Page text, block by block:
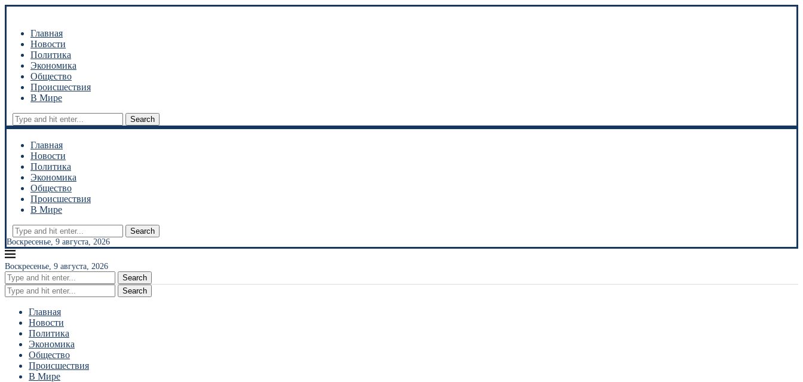
Главная
Новости
Политика
Экономика
Общество
Происшествия
В Мире
Search
Главная
Новости
Политика
Экономика
Общество
Происшествия
В Мире
Search
Воскресенье, 9 августа, 2026
Воскресенье, 9 августа, 2026
Search
Search
Главная
Новости
Политика
Экономика
Общество
Происшествия
В Мире